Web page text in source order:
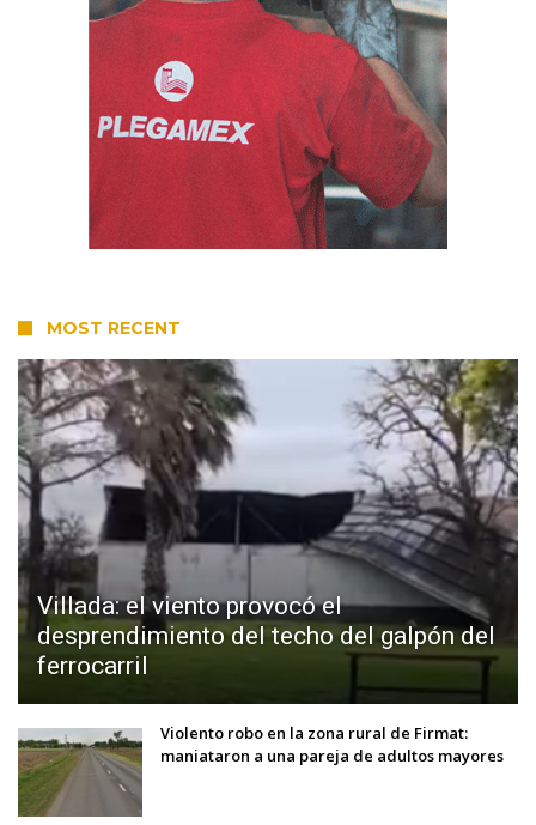
MOST RECENT
Villada: el viento provocó el
desprendimiento del techo del galpón del
ferrocarril
Violento robo en la zona rural de Firmat:
maniataron a una pareja de adultos mayores